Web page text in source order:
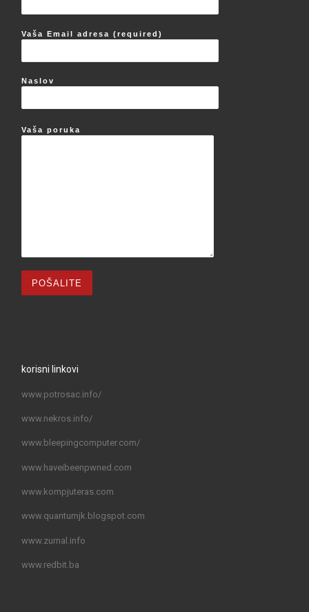
Vaša Email adresa (required)
Naslov
Vaša poruka
korisni linkovi
www.potrosac.info/
www.nekros.info/
www.bleepingcomputer.com/
www.haveibeenpwned.com
www.kompjuteras.com
www.quantumjk.blogspot.com
www.zurnal.info
www.redbit.ba